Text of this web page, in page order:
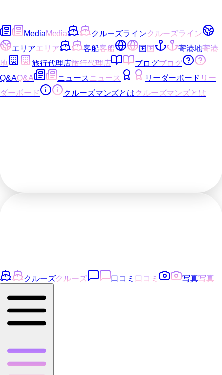
MediaMedia クルーズラインクルーズライン
エリアエリア 客船客船 国国 寄港地寄港
地
旅行代理店旅行代理店 ブログブログ
Q&AQ&A ニュース ニュース リーダーボード リー
ダーボード
クルーズマンズとはクルーズマンズとは
クルーズクルーズ 口コミ 口コミ 写真写真